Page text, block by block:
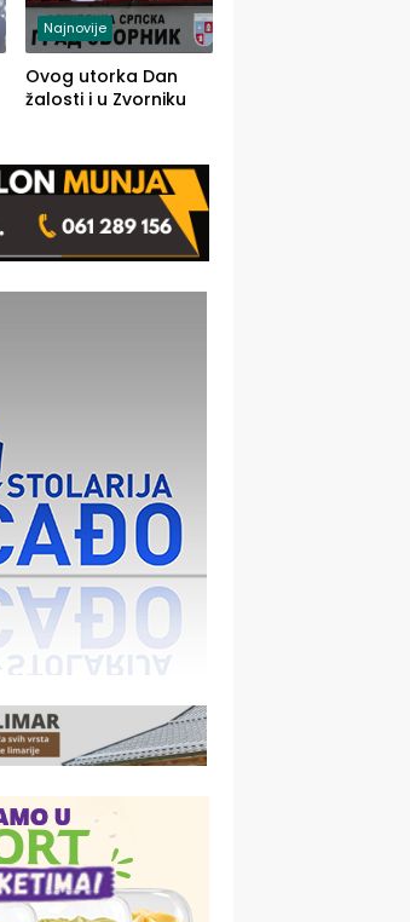
Najnovije
Ovog utorka Dan
žalosti i u Zvorniku